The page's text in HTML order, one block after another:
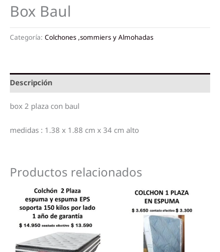
Box Baul
Categoría: Colchones ,sommiers y Almohadas
Descripción
box 2 plaza con baul
medidas : 1.38 x 1.88 cm x 34 cm alto
Productos relacionados